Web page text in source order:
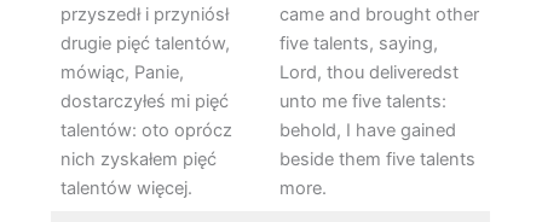
przyszedł i przyniósł
drugie pięć talentów,
mówiąc, Panie,
dostarczyłeś mi pięć
talentów: oto oprócz
nich zyskałem pięć
talentów więcej.
came and brought other
five talents, saying,
Lord, thou deliveredst
unto me five talents:
behold, I have gained
beside them five talents
more.